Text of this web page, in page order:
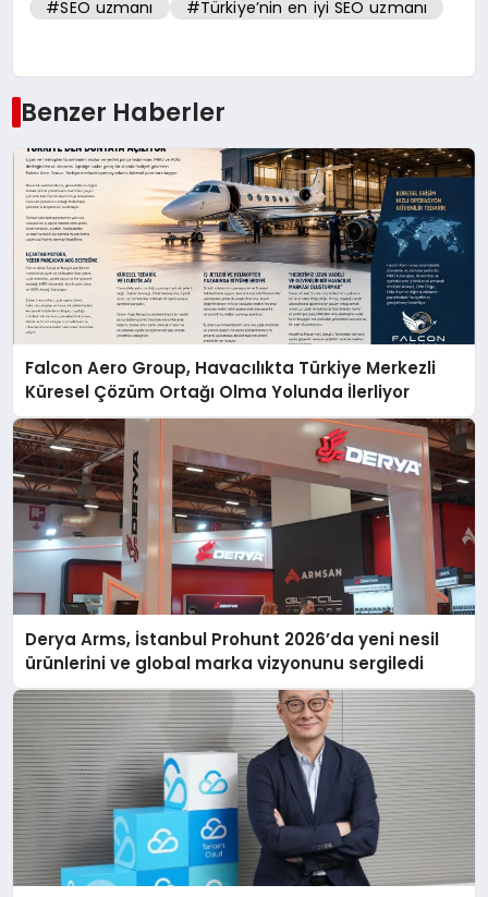
#SEO uzmanı #Türkiye’nin en iyi SEO uzmanı
Benzer Haberler
Falcon Aero Group, Havacılıkta Türkiye Merkezli
Küresel Çözüm Ortağı Olma Yolunda İlerliyor
Derya Arms, İstanbul Prohunt 2026’da yeni nesil
ürünlerini ve global marka vizyonunu sergiledi